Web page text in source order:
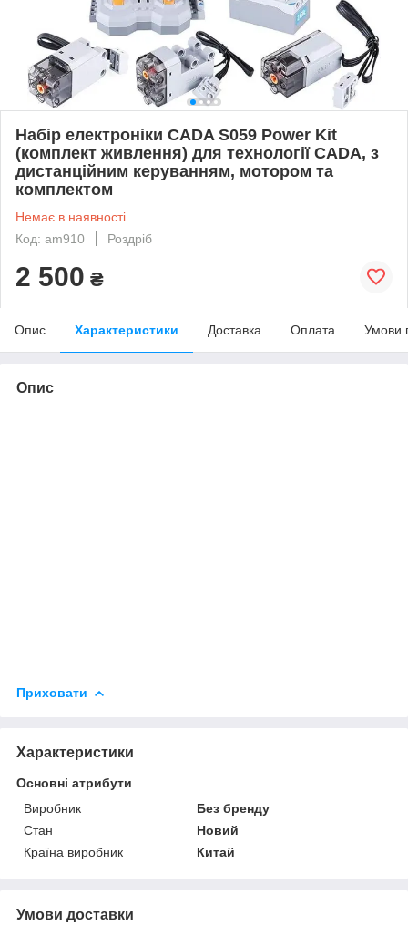
Набір електроніки CADA S059 Power Kit
(комплект живлення) для технології CADA, з
дистанційним керуванням, мотором та
комплектом
Немає в наявності
Код: am910
Роздріб
2 500 ₴
Опис Характеристики Доставка Оплата Умови
Опис
Приховати
Характеристики
Основні атрибути
Виробник
Без бренду
Стан
Новий
Країна виробник
Китай
Умови доставки